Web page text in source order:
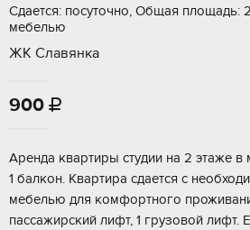
Сдается: посуточно, Общая площадь:
мебелью
ЖК Славянка
900 
Аренда квартиры студии на 2 этаже
1 балкон. Квартира сдается с
мебелью для комфортного
пассажирский лифт, 1 грузовой лифт.